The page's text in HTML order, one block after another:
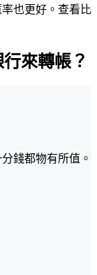
也更好。查看比
來轉帳？
錢都物有所值。